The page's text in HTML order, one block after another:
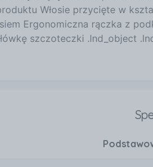
Włosie przycięte w
Ergonomiczna rączka z
szczoteczki .lnd_object